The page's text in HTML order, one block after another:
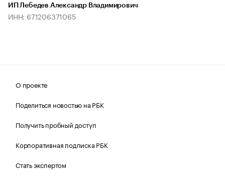
ИП Лебедев Александр Владимирович
ИНН: 671206371065
О проекте
Поделиться новостью на РБК
Получить пробный доступ
Корпоративная подписка РБК
Стать экспертом